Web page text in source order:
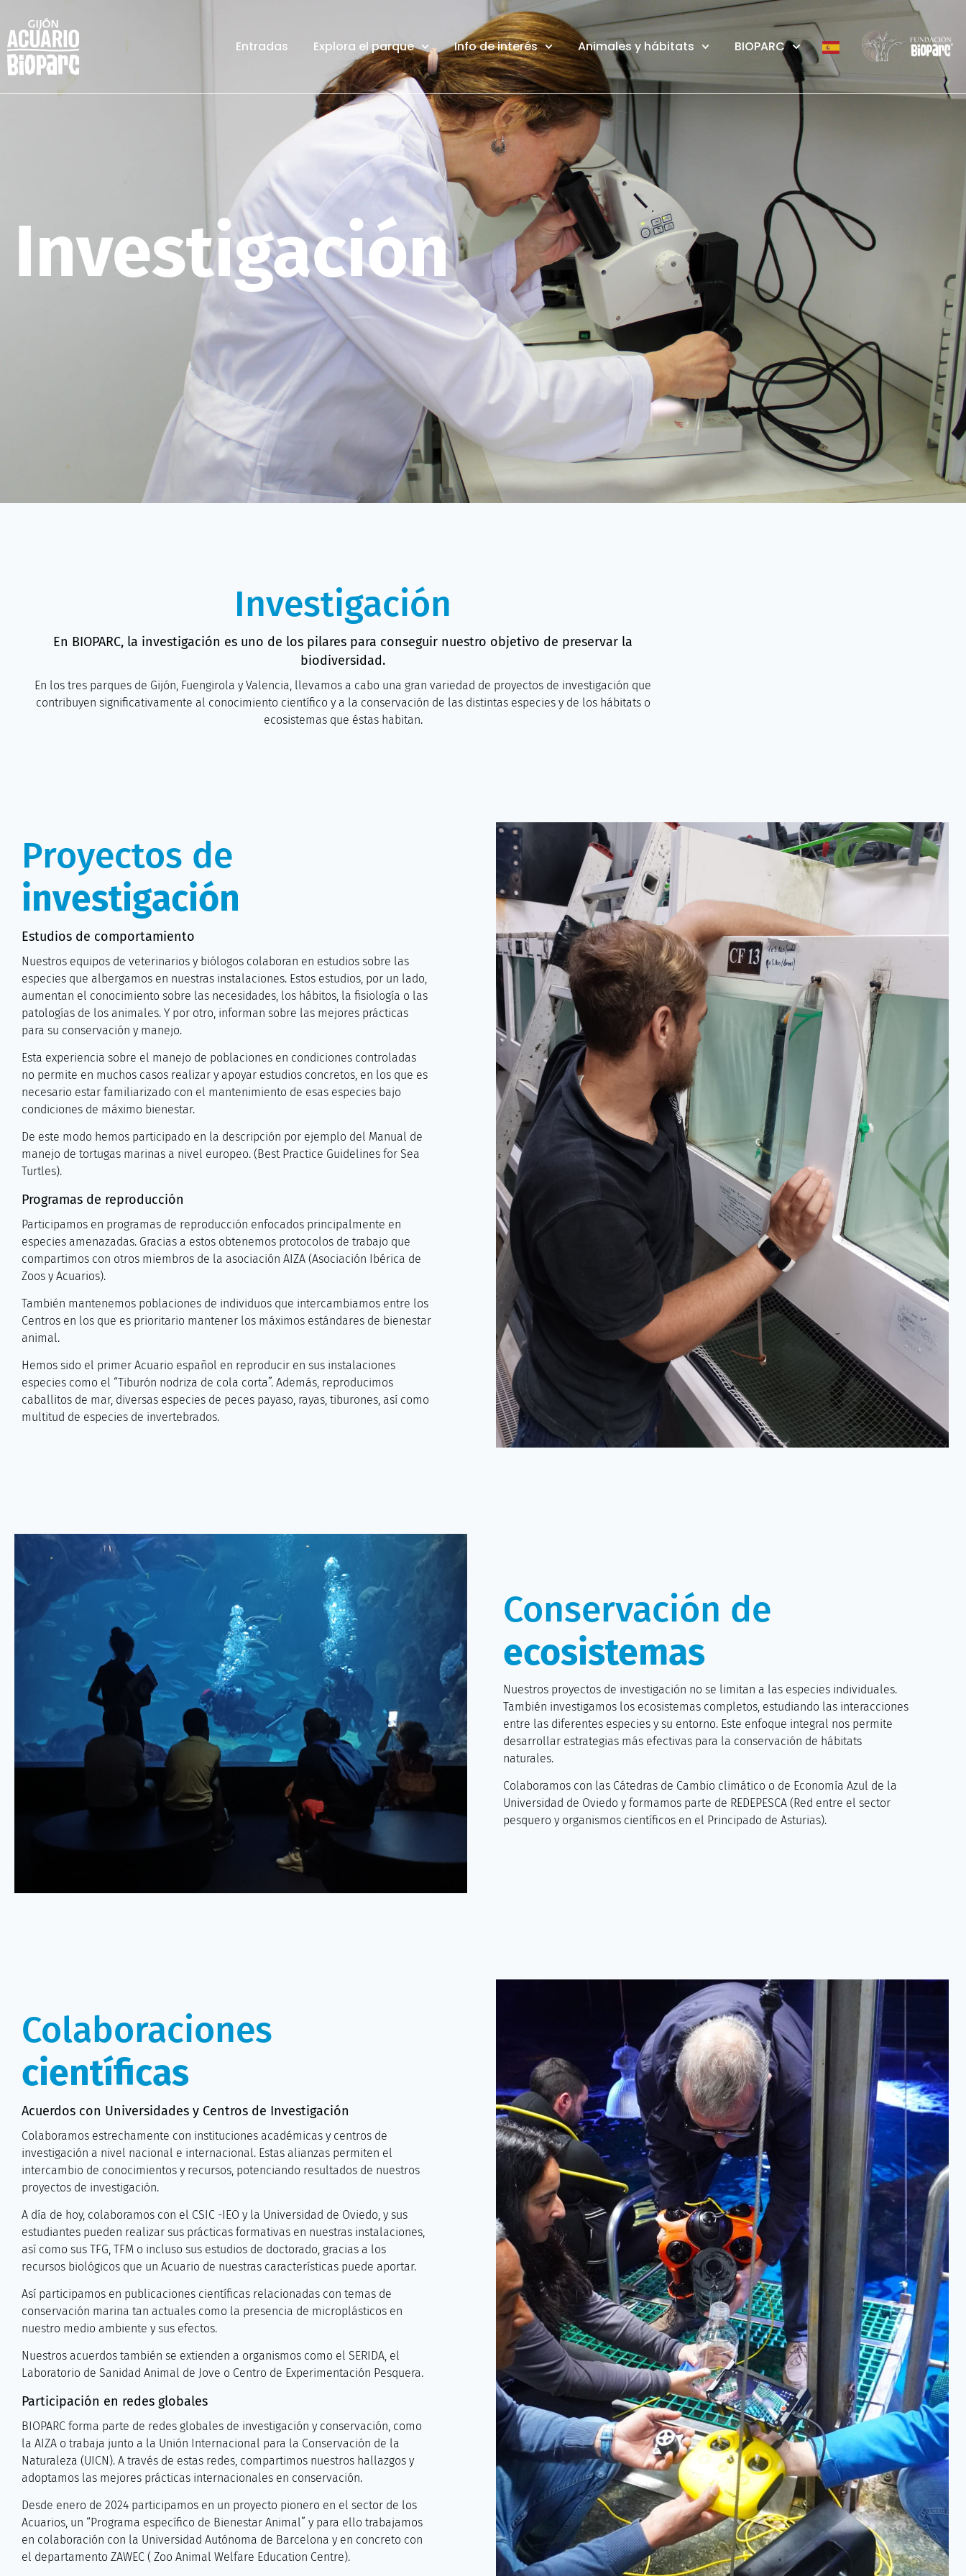
Entradas Explora el parque Info de interés Animales y hábitats BIOPARC
Investigación
Investigación
En BIOPARC, la investigación es uno de los pilares para conseguir nuestro objetivo de preservar la
biodiversidad.
En los tres parques de Gijón, Fuengirola y Valencia, llevamos a cabo una gran variedad de proyectos de investigación que
contribuyen significativamente al conocimiento científico y a la conservación de las distintas especies y de los hábitats o
ecosistemas que éstas habitan.
Proyectos de
investigación
Estudios de comportamiento
Nuestros equipos de veterinarios y biólogos colaboran en estudios sobre las
especies que albergamos en nuestras instalaciones. Estos estudios, por un lado,
aumentan el conocimiento sobre las necesidades, los hábitos, la fisiología o las
patologías de los animales. Y por otro, informan sobre las mejores prácticas
para su conservación y manejo.
Esta experiencia sobre el manejo de poblaciones en condiciones controladas
no permite en muchos casos realizar y apoyar estudios concretos, en los que es
necesario estar familiarizado con el mantenimiento de esas especies bajo
condiciones de máximo bienestar.
De este modo hemos participado en la descripción por ejemplo del Manual de
manejo de tortugas marinas a nivel europeo. (Best Practice Guidelines for Sea
Turtles).
Programas de reproducción
Participamos en programas de reproducción enfocados principalmente en
especies amenazadas. Gracias a estos obtenemos protocolos de trabajo que
compartimos con otros miembros de la asociación AIZA (Asociación Ibérica de
Zoos y Acuarios).
También mantenemos poblaciones de individuos que intercambiamos entre los
Centros en los que es prioritario mantener los máximos estándares de bienestar
animal.
Hemos sido el primer Acuario español en reproducir en sus instalaciones
especies como el “Tiburón nodriza de cola corta”. Además, reproducimos
caballitos de mar, diversas especies de peces payaso, rayas, tiburones, así como
multitud de especies de invertebrados.
Conservación de
ecosistemas
Nuestros proyectos de investigación no se limitan a las especies individuales.
También investigamos los ecosistemas completos, estudiando las interacciones
entre las diferentes especies y su entorno. Este enfoque integral nos permite
desarrollar estrategias más efectivas para la conservación de hábitats
naturales.
Colaboramos con las Cátedras de Cambio climático o de Economía Azul de la
Universidad de Oviedo y formamos parte de REDEPESCA (Red entre el sector
pesquero y organismos científicos en el Principado de Asturias).
Colaboraciones
científicas
Acuerdos con Universidades y Centros de Investigación
Colaboramos estrechamente con instituciones académicas y centros de
investigación a nivel nacional e internacional. Estas alianzas permiten el
intercambio de conocimientos y recursos, potenciando resultados de nuestros
proyectos de investigación.
A día de hoy, colaboramos con el CSIC -IEO y la Universidad de Oviedo, y sus
estudiantes pueden realizar sus prácticas formativas en nuestras instalaciones,
así como sus TFG, TFM o incluso sus estudios de doctorado, gracias a los
recursos biológicos que un Acuario de nuestras características puede aportar.
Así participamos en publicaciones científicas relacionadas con temas de
conservación marina tan actuales como la presencia de microplásticos en
nuestro medio ambiente y sus efectos.
Nuestros acuerdos también se extienden a organismos como el SERIDA, el
Laboratorio de Sanidad Animal de Jove o Centro de Experimentación Pesquera.
Participación en redes globales
BIOPARC forma parte de redes globales de investigación y conservación, como
la AIZA o trabaja junto a la Unión Internacional para la Conservación de la
Naturaleza (UICN). A través de estas redes, compartimos nuestros hallazgos y
adoptamos las mejores prácticas internacionales en conservación.
Desde enero de 2024 participamos en un proyecto pionero en el sector de los
Acuarios, un “Programa específico de Bienestar Animal” y para ello trabajamos
en colaboración con la Universidad Autónoma de Barcelona y en concreto con
el departamento ZAWEC ( Zoo Animal Welfare Education Centre).